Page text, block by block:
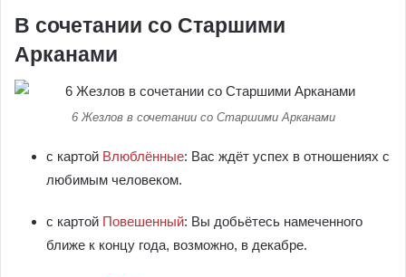
В сочетании со Старшими
Арканами
6 Жезлов в сочетании со Старшими Арканами
с картой Влюблённые: Вас ждёт успех в отношениях с
любимым человеком.
с картой Повешенный: Вы добьётесь намеченного
ближе к концу года, возможно, в декабре.